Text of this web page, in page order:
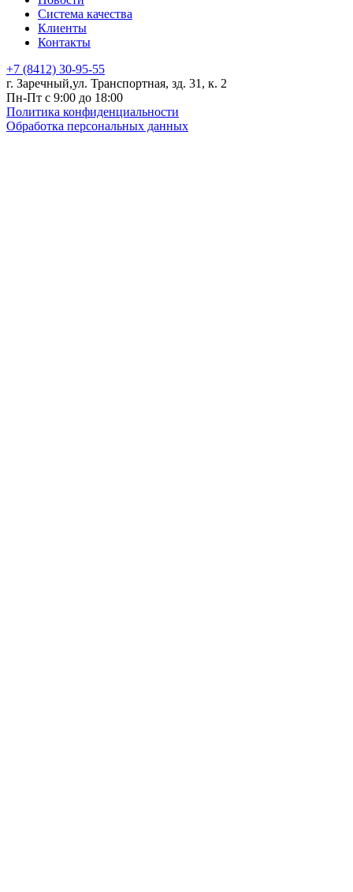
Система качества
Клиенты
Контакты
+7 (8412) 30-95-55
г. Заречный,ул. Транспортная, зд. 31, к. 2
Пн-Пт с 9:00 до 18:00
Политика конфиденциальности
Обработка персональных данных